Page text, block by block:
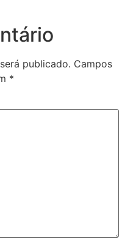
publicado. Campos
*